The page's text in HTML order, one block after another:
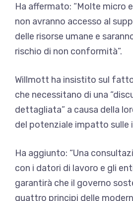
Ha affermato: “Molte micro
non avranno accesso al
delle risorse umane e
rischio di non conformità”.
Willmott ha insistito sul
che necessitano di una
dettagliata” a causa della
del potenziale impatto sulle
Ha aggiunto: “Una
con i datori di lavoro e gli
garantirà che il governo
quattro principi delle